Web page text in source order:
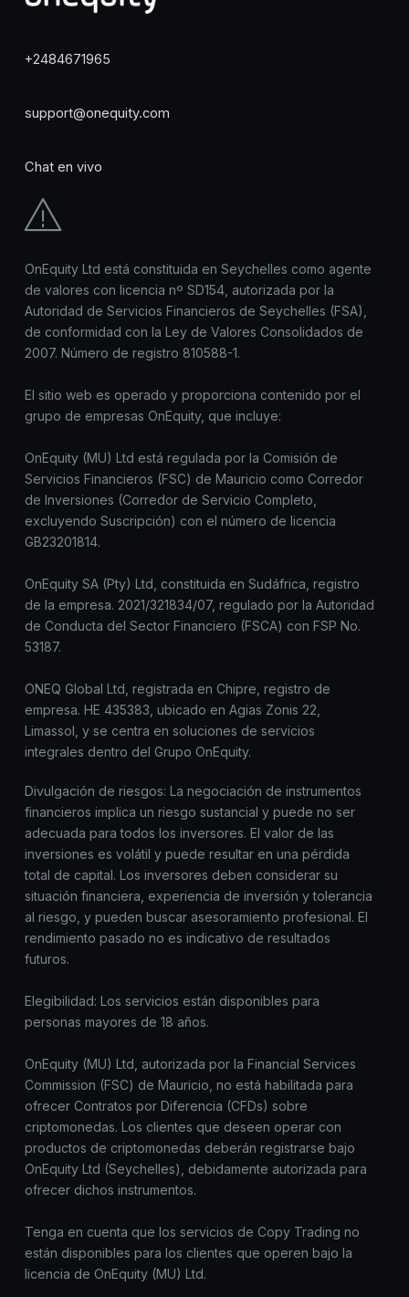
+2484671965
support@onequity.com
Chat en vivo
OnEquity Ltd está constituida en Seychelles como agente
de valores con licencia nº SD154, autorizada por la
Autoridad de Servicios Financieros de Seychelles (FSA),
de conformidad con la Ley de Valores Consolidados de
2007. Número de registro 810588-1.
El sitio web es operado y proporciona contenido por el
grupo de empresas OnEquity, que incluye:
OnEquity (MU) Ltd está regulada por la Comisión de
Servicios Financieros (FSC) de Mauricio como Corredor
de Inversiones (Corredor de Servicio Completo,
excluyendo Suscripción) con el número de licencia
GB23201814.
OnEquity SA (Pty) Ltd, constituida en Sudáfrica, registro
de la empresa. 2021/321834/07, regulado por la Autoridad
de Conducta del Sector Financiero (FSCA) con FSP No.
53187.
ONEQ Global Ltd, registrada en Chipre, registro de
empresa. HE 435383, ubicado en Agias Zonis 22,
Limassol, y se centra en soluciones de servicios
integrales dentro del Grupo OnEquity.
Divulgación de riesgos: La negociación de instrumentos
financieros implica un riesgo sustancial y puede no ser
adecuada para todos los inversores. El valor de las
inversiones es volátil y puede resultar en una pérdida
total de capital. Los inversores deben considerar su
situación financiera, experiencia de inversión y tolerancia
al riesgo, y pueden buscar asesoramiento profesional. El
rendimiento pasado no es indicativo de resultados
futuros.
Elegibilidad: Los servicios están disponibles para
personas mayores de 18 años.
OnEquity (MU) Ltd, autorizada por la Financial Services
Commission (FSC) de Mauricio, no está habilitada para
ofrecer Contratos por Diferencia (CFDs) sobre
criptomonedas. Los clientes que deseen operar con
productos de criptomonedas deberán registrarse bajo
OnEquity Ltd (Seychelles), debidamente autorizada para
ofrecer dichos instrumentos.
Tenga en cuenta que los servicios de Copy Trading no
están disponibles para los clientes que operen bajo la
licencia de OnEquity (MU) Ltd.